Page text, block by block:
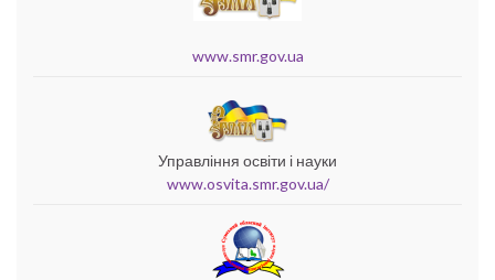
www.smr.gov.ua
Управління освіти і науки
www.osvita.smr.gov.ua/